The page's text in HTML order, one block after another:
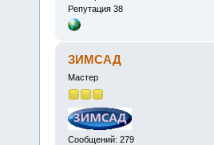
Репутация 38
ЗИМСАД
Мастер
Сообщений: 279